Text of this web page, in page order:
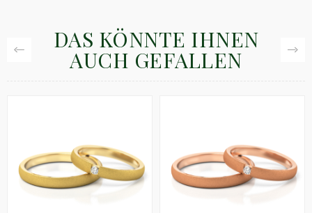
DAS KÖNNTE IHNEN
AUCH GEFALLEN